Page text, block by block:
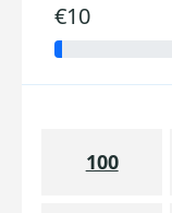
€10
100